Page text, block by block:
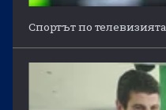
Спортът по